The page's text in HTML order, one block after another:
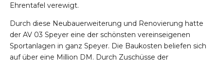
Ehrentafel verewigt.
Durch diese Neubauerweiterung und Renovierung hatte
der AV 03 Speyer eine der schönsten vereinseigenen
Sportanlagen in ganz Speyer. Die Baukosten beliefen sich
auf über eine Million DM. Durch Zuschüsse der